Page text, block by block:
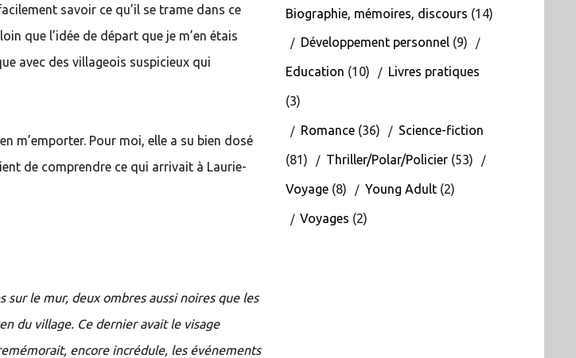
savoir ce qu’il se trame dans ce
que l’idée de départ que je m’en étais
avec des villageois suspicieux qui
m’emporter. Pour moi, elle a su bien dosé
de comprendre ce qui arrivait à Laurie-
le mur, deux ombres aussi noires que les
du village. Ce dernier avait le visage
encore incrédule, les événements
Biographie, mémoires, discours (14)
Développement personnel(9)
Education (10) Livres pratiques
(3)
Romance(36) Science-fiction
(81) Thriller/Polar/Policier(53)
Voyage(8) Young Adult(2)
Voyages (2)